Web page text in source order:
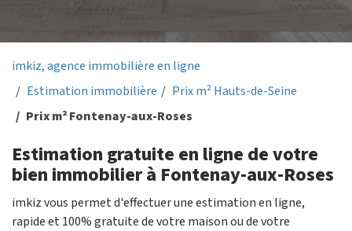
imkiz, agence immobilière en ligne
Estimation immobilière
Prix m² Hauts-de-Seine
Prix m² Fontenay-aux-Roses
Estimation gratuite en ligne de votre
bien immobilier à Fontenay-aux-Roses
imkiz vous permet d'effectuer une estimation en ligne,
rapide et 100% gratuite de votre maison ou de votre